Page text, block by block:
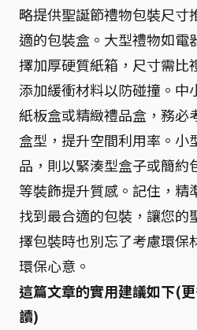
略提供聖誕節禮物包裝尺寸
適的包裝盒。大型禮物如電
擇加厚硬質紙箱，尺寸需比
添加緩衝材料以防碰撞。中
紙板盒或精緻禮品盒，務必
盒型，提升空間利用率。小
品，則以緊湊型盒子或簡約
等裝飾提升質感。記住，精
找到最合適的包裝，讓您的
擇包裝時也別忘了考慮環保
環保心意。
這篇文章的實用建議如下(
讀)